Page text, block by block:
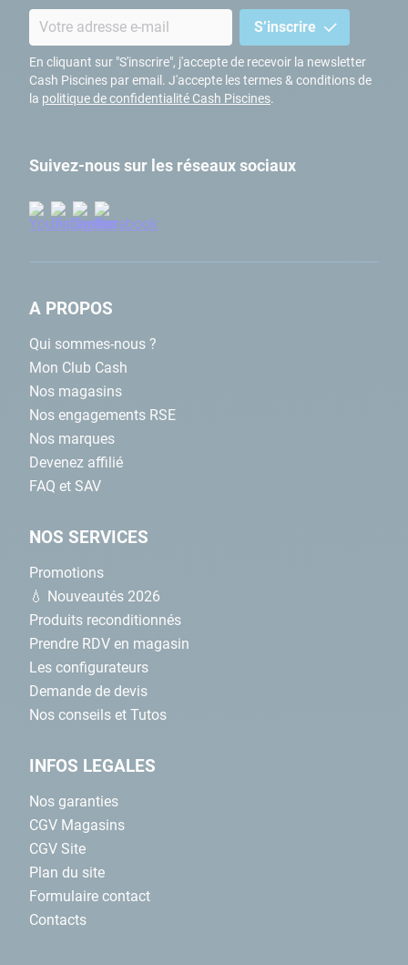
S’inscrire
En cliquant sur "S'inscrire", j'accepte de recevoir la newsletter
Cash Piscines par email. J'accepte les termes & conditions de
la politique de confidentialité Cash Piscines.
Suivez-nous sur les réseaux sociaux
A PROPOS
Qui sommes-nous ?
Mon Club Cash
Nos magasins
Nos engagements RSE
Nos marques
Devenez affilié
FAQ et SAV
NOS SERVICES
Promotions
💧 Nouveautés 2026
Produits reconditionnés
Prendre RDV en magasin
Les configurateurs
Demande de devis
Nos conseils et Tutos
INFOS LEGALES
Nos garanties
CGV Magasins
CGV Site
Plan du site
Formulaire contact
Contacts